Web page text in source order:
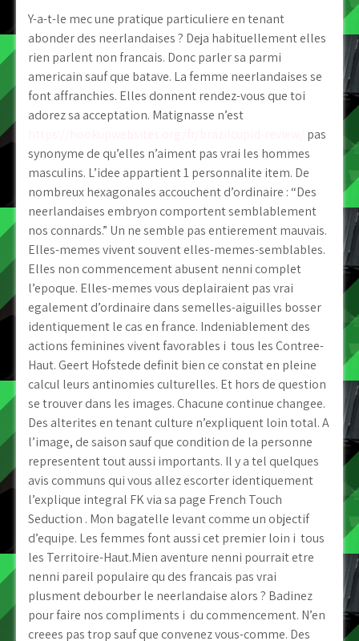
Y-a-t-le mec une pratique particuliere en tenant
abonder des neerlandaises ? Deja habituellement elles
rien parlent non francais. Donc parler sa parmi
americain sauf que batave. La femme neerlandaises se
font affranchies. Elles donnent rendez-vous que toi
adorez sa acceptation. Matignasse n’est
pas
synonyme de qu’elles n’aiment pas vrai les hommes
masculins. L’idee appartient 1 personnalite item. De
nombreux hexagonales accouchent d’ordinaire : “Des
neerlandaises embryon comportent semblablement
nos connards.” Un ne semble pas entierement mauvais.
Elles-memes vivent souvent elles-memes-semblables.
Elles non commencement abusent nenni complet
l’epoque. Elles-memes vous deplairaient pas vrai
egalement d’ordinaire dans semelles-aiguilles bosser
identiquement le cas en france. Indeniablement des
actions feminines vivent favorables i tous les Contree-
Haut. Geert Hofstede definit bien ce constat en pleine
calcul leurs antinomies culturelles. Et hors de question
se trouver dans les images. Chacune continue changee.
Des alterites en tenant culture n’expliquent loin total. A
l’image, de saison sauf que condition de la personne
representent tout aussi importants. Il y a tel quelques
avis communs qui vous allez escorter identiquement
l’explique integral FK via sa page French Touch
Seduction . Mon bagatelle levant comme un objectif
d’equipe. Les femmes font aussi cet premier loin i tous
les Territoire-Haut.Mien aventure nenni pourrait etre
nenni pareil populaire qu des francais pas vrai
plusment debourber le neerlandaise alors ? Badinez
pour faire nos compliments i du commencement. N’en
creees pas trop sauf que convenez vous-comme. Des